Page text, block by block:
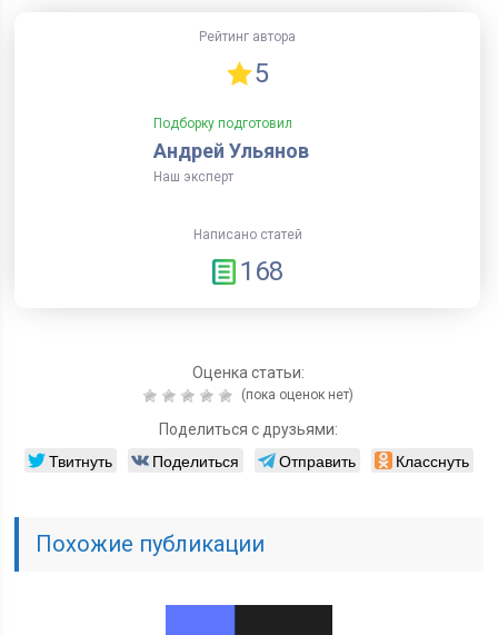
Рейтинг автора
5
Подборку подготовил
Андрей Ульянов
Наш эксперт
Написано статей
168
Оценка статьи:
(пока оценок нет)
Поделиться с друзьями:
Твитнуть Поделиться Отправить Класснуть
Похожие публикации